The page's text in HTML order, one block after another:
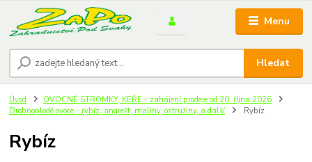
Menu
Hledat
Úvod
OVOCNÉ STROMKY, KEŘE - zahájení prodeje od 20. října 2026
Drobnoplodé ovoce - rybíz, angrešt, maliny, ostružiny, a další
Rybíz
Rybíz